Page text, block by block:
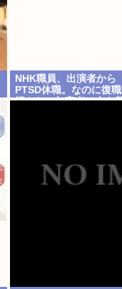
NHK職員、出演者から
PTSD休職。なのに復
視され、加害者は今も